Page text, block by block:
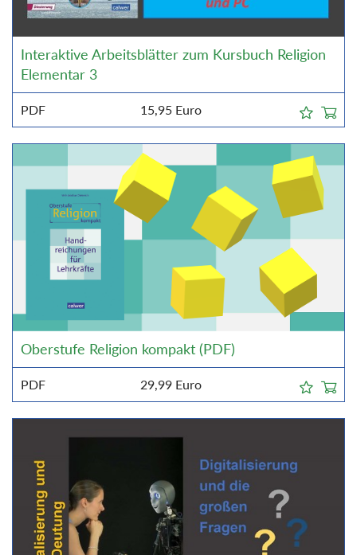
Interaktive Arbeitsblätter zum Kursbuch Religion
Elementar 3
PDF 15,95 Euro
Oberstufe Religion kompakt (PDF)
PDF 29,99 Euro